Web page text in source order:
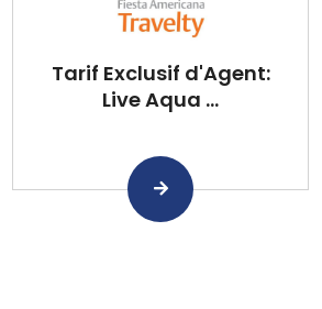
Tarif Exclusif d'Agent:
Live Aqua ...